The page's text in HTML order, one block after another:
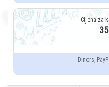
Diners,